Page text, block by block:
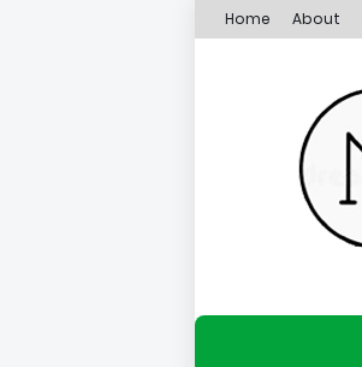
Home About